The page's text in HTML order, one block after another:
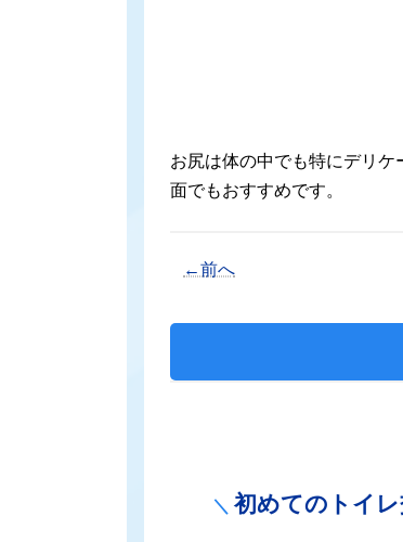
お尻は体の中でも特にデリ
面でもおすすめです。
←前へ
＼ 初めてのトイ